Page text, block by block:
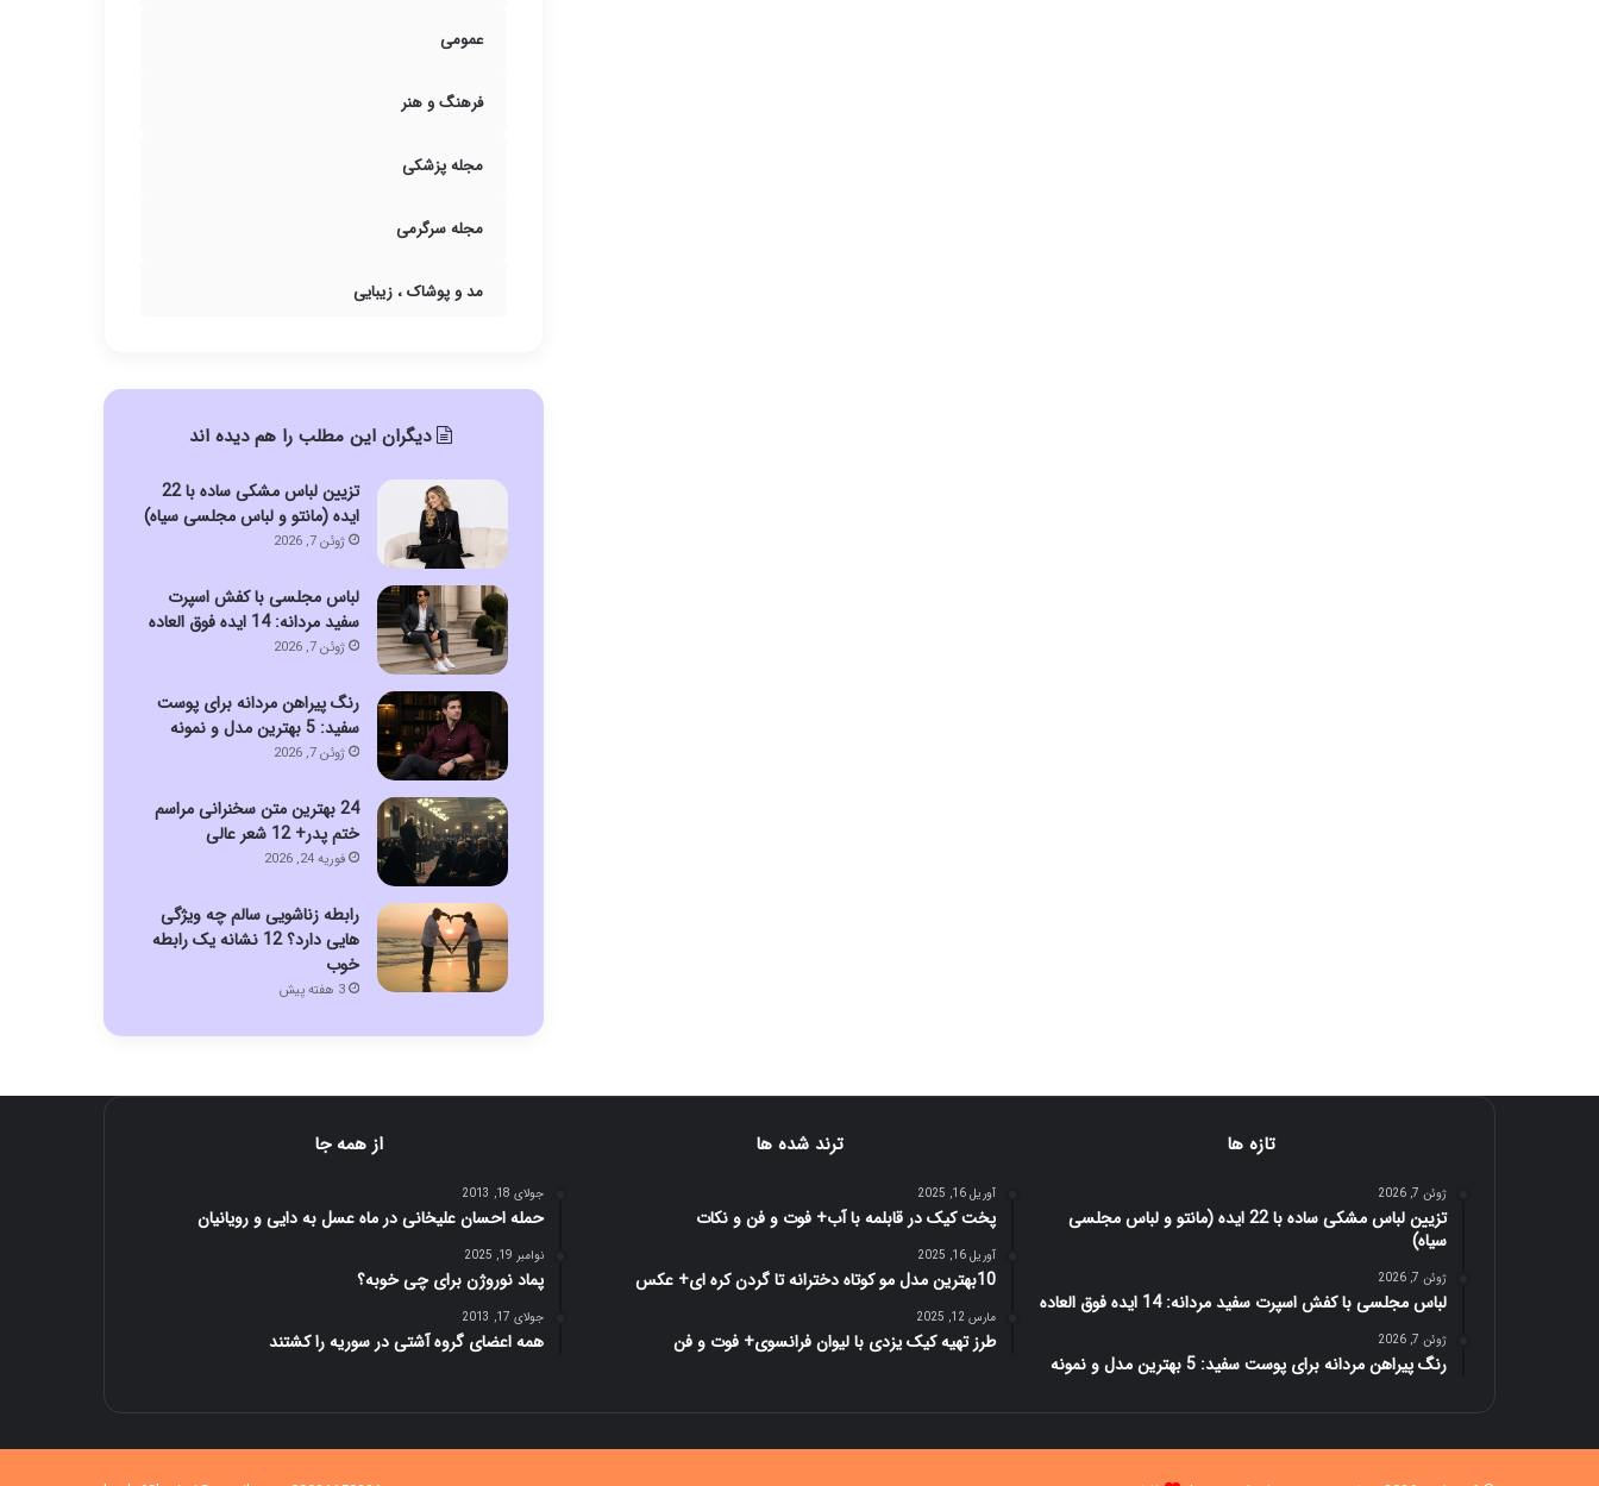
عمومی
فرهنگ و هنر
مجله پزشکی
مجله سرگرمی
مد و پوشاک ، زیبایی
دیگران این مطلب را هم دیده اند
تزیین لباس مشکی ساده با 22
ایده (مانتو و لباس مجلسی سیاه)
ژوئن 7, 2026
لباس مجلسی با کفش اسپرت
سفید مردانه: 14 ایده فوق العاده
ژوئن 7, 2026
رنگ پیراهن مردانه برای پوست
سفید: 5 بهترین مدل و نمونه
ژوئن 7, 2026
24 بهترین متن سخنرانی مراسم
ختم پدر+ 12 شعر عالی
فوریه 24, 2026
رابطه زناشویی سالم چه ویژگی
هایی دارد؟ 12 نشانه یک رابطه
خوب
3 هفته پیش
تازه ها
ژوئن 7, 2026
تزیین لباس مشکی ساده با 22 ایده (مانتو و لباس مجلسی
سیاه)
ژوئن 7, 2026
لباس مجلسی با کفش اسپرت سفید مردانه: 14 ایده فوق العاده
ژوئن 7, 2026
رنگ پیراهن مردانه برای پوست سفید: 5 بهترین مدل و نمونه
ترند شده ها
آوریل 16, 2025
پخت کیک در قابلمه با آب+ فوت و فن و نکات
آوریل 16, 2025
10بهترین مدل مو کوتاه دخترانه تا گردن کره ای+ عکس
مارس 12, 2025
طرز تهیه کیک یزدی با لیوان فرانسوی+ فوت و فن
از همه جا
جولای 18, 2013
حمله احسان علیخانی در ماه عسل به دایی و رویانیان
نوامبر 19, 2025
پماد نوروژن برای چی خوبه؟
جولای 17, 2013
همه اعضای گروه آشتی در سوريه را کشتند